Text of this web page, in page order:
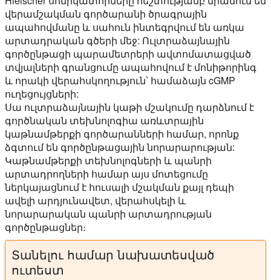
վերամշակման գործարանի ծրագրային
ապահովմանը և սահուն ինտեգրվում են առկա
արտադրական գծերի մեջ: Ուլտրաձայնային
գործընթացի պարամետրերի ավտոմատացված
տվյալների գրանցումը ապահովում է մոնիթորինգ
և որակի վերահսկողություն՝ համաձայն cGMP
ուղեցույցների:
Սա ուլտրաձայնային կաթի մշակումը դարձնում է
գործնական տեխնոլոգիա առևտրային
կաթնամթերքի գործարանների համար, որոնք
ձգտում են գործընթացային նորարարության:
Կաթնամթերքի տեխնոլոգների և պանրի
արտադրողների համար այս մոտեցումը
ներկայացնում է հուսալի մշակման քայլ դեպի
ավելի արդյունավետ, վերահսկելի և
նորարարական պանրի արտադրության
գործընթացներ։
Տանելու համար նախատեսված
ուտեստ